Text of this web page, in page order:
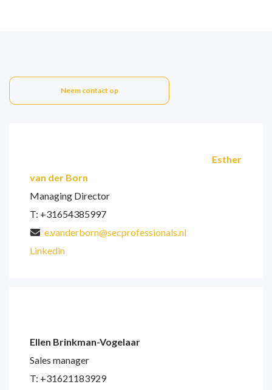
Neem contact op
Esther
van der Born
Managing Director
T: +31654385997
e.vanderborn@secprofessionals.nl
Linkedin
Ellen Brinkman-Vogelaar
Sales manager
T: +31621183929